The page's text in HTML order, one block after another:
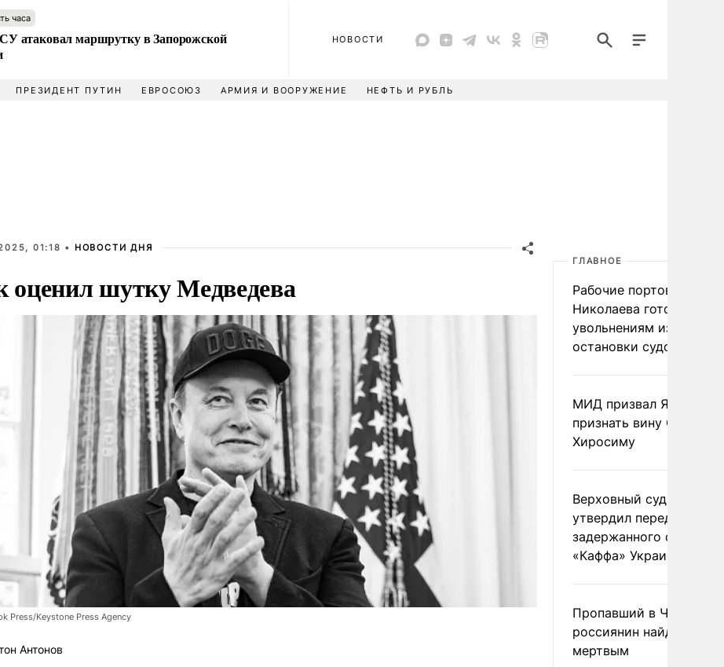
часа
атаковал маршрутку в Запорожской
НОВОСТИ
ПРЕЗИДЕНТ ПУТИН ЕВРОСОЮЗ АРМИЯ И ВООРУЖЕНИЕ НЕФТЬ И РУБЛЬ
01:18 • НОВОСТИ ДНЯ
оценил шутку Медведева
Press/Keystone Press Agency
Антонов
ГЛАВНОЕ
Рабочие портов
Николаева готовятся к
увольнениям из-за
остановки судоходства
МИД призвал Японию
признать вину США за
Хиросиму
Верховный суд Швеции
утвердил передачу
задержанного
«Каффа» Украине
Пропавший в
россиянин найден
мертвым